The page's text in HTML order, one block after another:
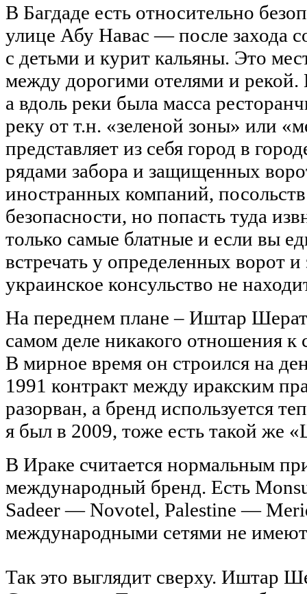
В Багдаде есть относительно
улице Абу Навас — после захода
с детьми и курит кальяны. Это
между дорогими отелями и рекой.
а вдоль реки была масса
реку от т.н. «зеленой зоны» или
представляет из себя город в
рядами забора и защищенных
иностранных компаний,
безопасности, но попасть туда
только самые блатные и если вы
встречать у определенных ворот
украинское консульство не
На переднем плане – Иштар
самом деле никакого отношения к
В мирное время он строился на
1991 контракт между иракским
разорван, а бренд используется
я был в 2009, тоже есть такой же
В Ираке считается нормальным
международный бренд. Есть
Sadeer — Novotel, Palestine —
международными сетями не
Так это выглядит сверху. Иштар